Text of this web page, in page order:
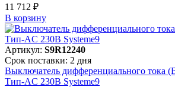
11 712 ₽
В корзинy
Артикул: S9R12240
Срок поставки: 2 дня
Выключатель дифференциального тока
Тип-AC 230В Systeme9